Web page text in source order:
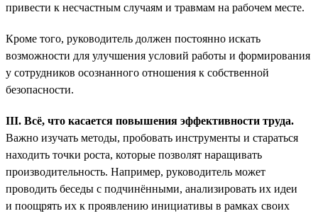
привести к несчастным случаям и травмам на рабочем месте.
Кроме того, руководитель должен постоянно искать
возможности для улучшения условий работы и формирования
у сотрудников осознанного отношения к собственной
безопасности.
III. Всё, что касается повышения эффективности труда.
Важно изучать методы, пробовать инструменты и стараться
находить точки роста, которые позволят наращивать
производительность. Например, руководитель может
проводить беседы с подчинёнными, анализировать их идеи
и поощрять их к проявлению инициативы в рамках своих